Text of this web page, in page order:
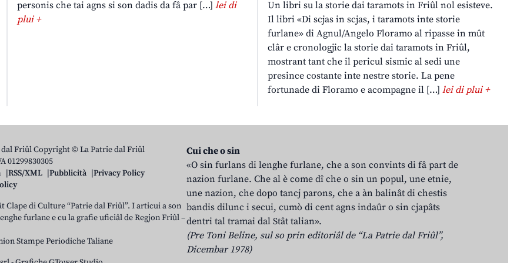
personis che tai agns si son dadis da fâ par […] lei di
plui +
Un libri su la storie dai taramots in Friûl nol esisteve.
Il libri «Di scjas in scjas, i taramots inte storie
furlane» di Agnul/Angelo Floramo al ripasse in mût
clâr e cronologjic la storie dai taramots in Friûl,
mostrant tant che il pericul sismic al sedi une
presince costante inte nestre storie. La pene
fortunade di Floramo e acompagne il […]lei di plui +
dal Friûl Copyright © La Patrie dal Friûl
01299830305
RSS/XML Pubblicità
Privacy Policy
Clape di Culture “Patrie dal Friûl”. I articui a son
furlane e cu la grafie uficiâl de Regjon Friûl –
Stampe Periodiche Taliane
Cui che o sin
«O sin furlans di lenghe furlane, che a son convints di fâ part de
nazion furlane. Che al è come dî che o sin un popul, une etnie,
une nazion, che dopo tancj parons, che a àn balinât di chestis
bandis dilunc i secui, cumò di cent agns indaûr o sin cjapâts
dentri tal tramai dal Stât talian».
(Pre Toni Beline, sul so prin editoriâl de “La Patrie dal Friûl”,
Dicembar 1978)